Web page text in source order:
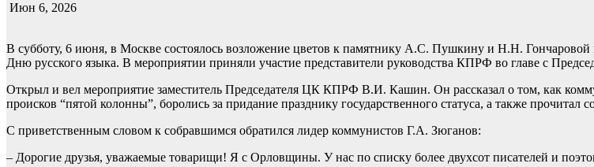
Июн 6, 2026
В субботу, 6 июня, в Москве состоялось возложение цветов к памятнику А.С. Пушкину и Н.Н.
Дню русского языка. В мероприятии приняли участие представители руководства КПРФ во главе с
Открыл и вел мероприятие заместитель Председателя ЦК КПРФ В.И. Кашин. Он рассказал о том, как
происков “пятой колонны”, боролись за придание празднику государственного статуса, а также прочитал
С приветственным словом к собравшимся обратился лидер коммунистов Г.А. Зюганов:
– Дорогие друзья, уважаемые товарищи! Я с Орловщины. У нас по списку более двухсот писателей и